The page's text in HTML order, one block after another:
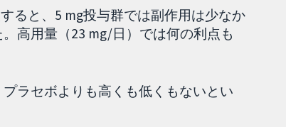
ると、5 mg投与群では副作用は少なか
高用量（23 mg/日）では何の利点も
ラセボよりも高くも低くもないとい